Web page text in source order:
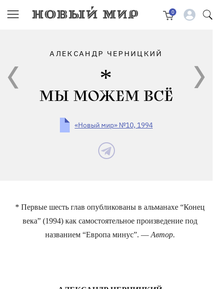
0
АЛЕКСАНДР ЧЕРНИЦКИЙ
МЫ МОЖЕМ ВСЁ
«Новый мир» №10, 1994
* Первые шесть глав опубликованы в альманахе “Конец
века” (1994) как самостоятельное произведение под
названием “Европа минус”. — Автор.